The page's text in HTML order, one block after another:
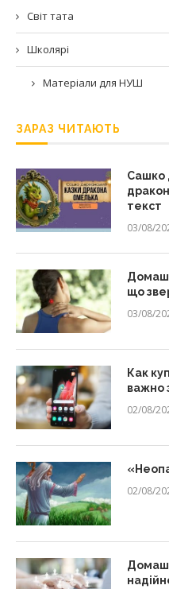
Світ тата
Школярі
Матеріали для НУШ
ЗАРАЗ ЧИТАЮТЬ
Сашко
текст
03/08/
що
03/08/
Как
важно
02/08/
02/08/